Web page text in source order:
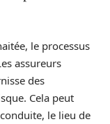
le processus
assureurs
des
Cela peut
le lieu de